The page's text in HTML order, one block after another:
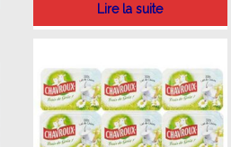
Lire la suite